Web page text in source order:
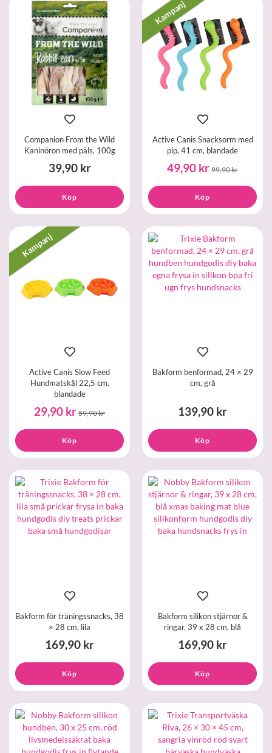
Companion From the Wild
Kaninöron med päls, 100g
39,90 kr
Köp
Kampanj
Active Canis Snacksorm med
pip, 41 cm, blandade
49,90 kr 99,90 kr
Köp
Kampanj
Active Canis Slow Feed
Hundmatskål 22,5 cm,
blandade
29,90 kr 59,90 kr
Köp
Bakform benformad, 24 × 29
cm, grå
139,90 kr
Köp
Bakform för träningssnacks, 38
× 28 cm, lila
169,90 kr
Köp
Bakform silikon stjärnor &
ringar, 39 x 28 cm, blå
169,90 kr
Köp